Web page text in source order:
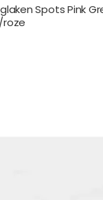
Spots Pink